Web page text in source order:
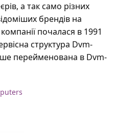
а так само різних
брендів на
почалася в 1991
структура Dvm-
перейменована в Dvm-